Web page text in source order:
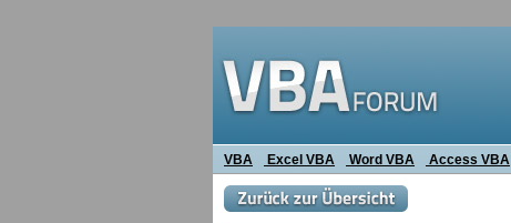
VBA Excel VBA Word VBA Access VBA